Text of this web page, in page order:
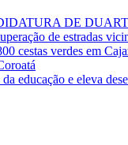
DE
de estradas
cestas verdes em
educação e eleva